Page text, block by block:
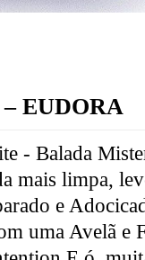
EUDORA
- Balada
mais limpa,
e
uma Avelã e